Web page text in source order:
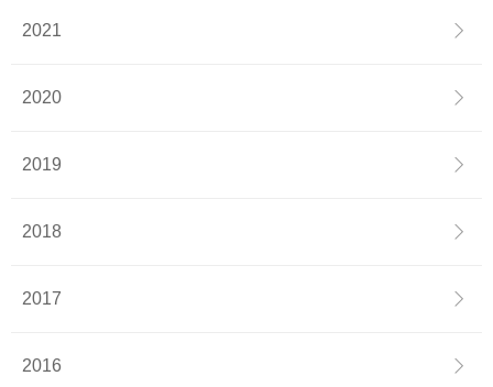
2021
2020
2019
2018
2017
2016